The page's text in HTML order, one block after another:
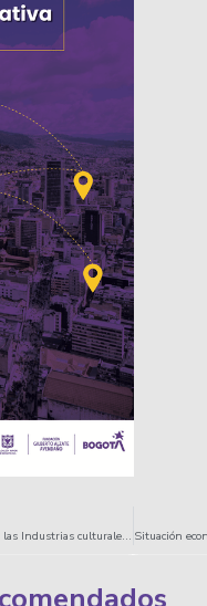
Atrae, conecta, vende: marketing digital para las Industrias culturales y creativas en Bogotá